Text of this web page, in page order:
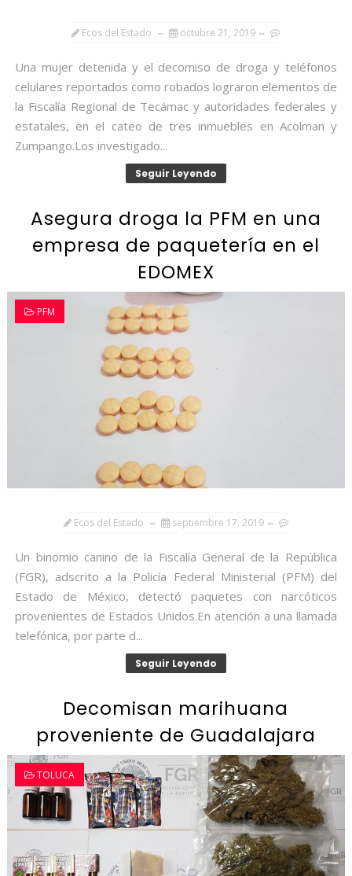
Ecos del Estado octubre 21, 2019
Una mujer detenida y el decomiso de droga y teléfonos
celulares reportados como robados lograron elementos de
la Fiscalía Regional de Tecámac y autoridades federales y
estatales, en el cateo de tres inmuebles en Acolman y
Zumpango.Los investigado...
Seguir Leyendo
Asegura droga la PFM en una
empresa de paquetería en el
EDOMEX
PFM
Ecos del Estado septiembre 17, 2019
Un binomio canino de la Fiscalía General de la República
(FGR), adscrito a la Policía Federal Ministerial (PFM) del
Estado de México, detectó paquetes con narcóticos
provenientes de Estados Unidos.En atención a una llamada
telefónica, por parte d...
Seguir Leyendo
Decomisan marihuana
proveniente de Guadalajara
TOLUCA